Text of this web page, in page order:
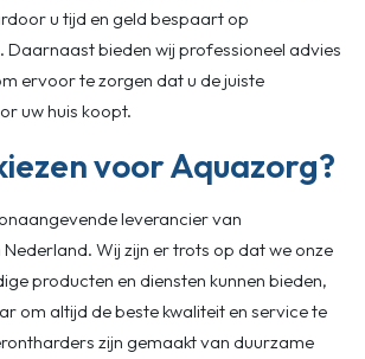
u tijd en geld bespaart op
Daarnaast bieden wij professioneel advies
ervoor te zorgen dat u de juiste
uw huis koopt.
voor Aquazorg?
leverancier van
Wij zijn er trots op dat we onze
producten en diensten kunnen bieden,
om altijd de beste kwaliteit en service te
zijn gemaakt van duurzame